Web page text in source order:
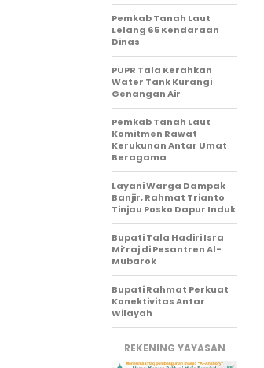
Pemkab Tanah Laut
Lelang 65 Kendaraan
Dinas
PUPR Tala Kerahkan
Water Tank Kurangi
Genangan Air
Pemkab Tanah Laut
Komitmen Rawat
Kerukunan Antar Umat
Beragama
Layani Warga Dampak
Banjir, Rahmat Trianto
Tinjau Posko Dapur Induk
Bupati Tala Hadiri Isra
Mi’raj di Pesantren Al-
Mubarok
Bupati Rahmat Perkuat
Konektivitas Antar
Wilayah
REKENING YAYASAN